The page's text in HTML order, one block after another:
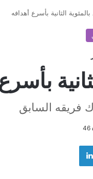
الثانية بأسرع أهدافه
فريقه السابق
46
لينكدإن